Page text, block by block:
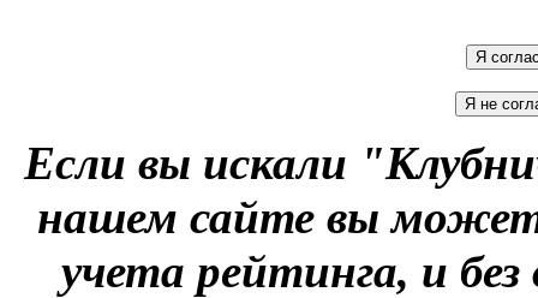
Если вы искали
нашем сайте вы
учета рейтинга, и